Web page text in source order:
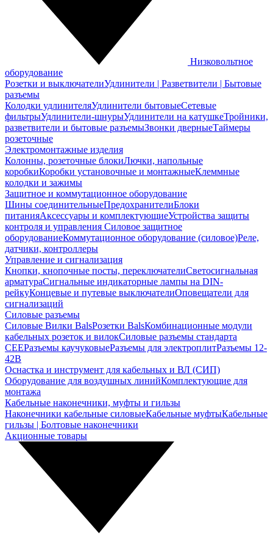
Низковольтное
оборудование
Розетки и выключателиУдлинители | Разветвители | Бытовые
разъемы
Колодки удлинителяУдлинители бытовыеСетевые
фильтрыУдлинители-шнурыУдлинители на катушкеТройники,
разветвители и бытовые разъемыЗвонки дверныеТаймеры
розеточные
Электромонтажные изделия
Колонны, розеточные блокиЛючки, напольные
коробкиКоробки установочные и монтажныеКлеммные
колодки и зажимы
Защитное и коммутационное оборудование
Шины соединительныеПредохранителиБлоки
питанияАксессуары и комплектующиеУстройства защиты
контроля и управления Силовое защитное
оборудованиеКоммутационное оборудование (силовое)Реле,
датчики, контроллеры
Управление и сигнализация
Кнопки, кнопочные посты, переключателиСветосигнальная
арматураСигнальные индикаторные лампы на DIN-
рейкуКонцевые и путевые выключателиОповещатели для
сигнализаций
Силовые разъемы
Силовые Вилки BalsРозетки BalsКомбинационные модули
кабельных розеток и вилокСиловые разъемы стандарта
CEEРазъемы каучуковыеРазъемы для электроплитРазъемы 12-
42В
Оснастка и инструмент для кабельных и ВЛ (СИП)
Оборудование для воздушных линийКомплектующие для
монтажа
Кабельные наконечники, муфты и гильзы
Наконечники кабельные силовыеКабельные муфтыКабельные
гильзы | Болтовые наконечники
Акционные товары